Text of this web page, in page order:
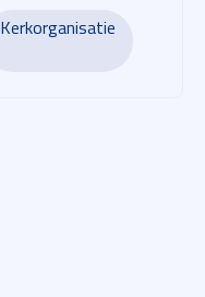
Kerkorganisatie